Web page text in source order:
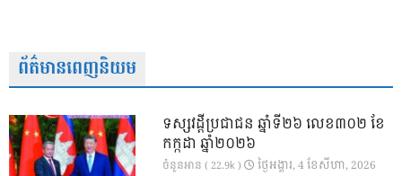
ព័ត៌មានពេញនិយម
ទស្សវដ្តីប្រជាជន ឆ្នាំទី២៦ លេខ៣០២ ខែ
កក្កដា ឆ្នាំ២០២៦
ចំនួនអាន ( 22.9k ) ថ្ងៃ​អង្គារ, 4 ខែ​សីហា, 2026